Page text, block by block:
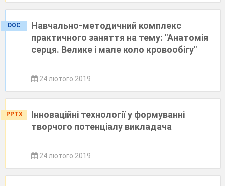
DOC
Навчально-методичний комплекс
практичного заняття на тему: "Анатомія
серця. Велике і мале коло кровообігу"
24 лютого 2019
PPTX
Інноваційні технології у формуванні
творчого потенціалу викладача
24 лютого 2019